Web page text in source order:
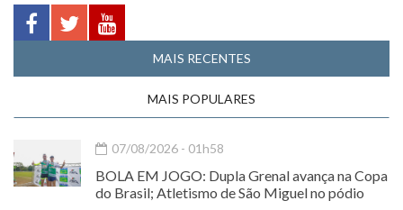
MAIS RECENTES
MAIS POPULARES
07/08/2026 - 01h58
BOLA EM JOGO: Dupla Grenal avança na Copa
do Brasil; Atletismo de São Miguel no pódio